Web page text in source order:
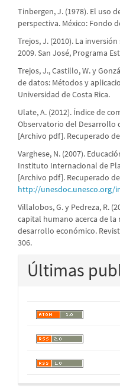
Tinbergen, J. (1978). El uso
perspectiva. México: Fondo
Trejos, J. (2010). La
2009. San José, Programa
Trejos, J., Castillo, W. y
de datos: Métodos y
Universidad de Costa Rica.
Ulate, A. (2012). Índice de
Observatorio del Desarrollo
[Archivo pdf]. Recuperado
Varghese, N. (2007).
Instituto Internacional de
[Archivo pdf]. Recuperado
http://unesdoc.unesco.org/
Villalobos, G. y Pedreza, R.
capital humano acerca de
desarrollo económico.
306.
Últimas